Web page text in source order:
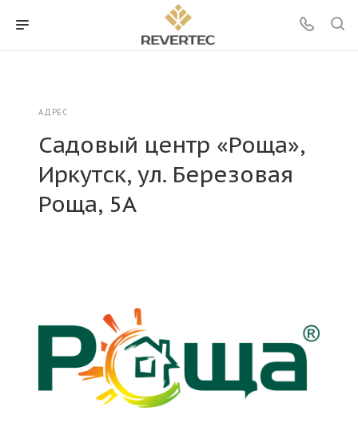
АДРЕС
Садовый центр «Роща»,
Иркутск, ул. Березовая
Роща, 5А